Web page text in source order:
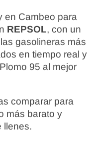
en Cambeo para
REPSOL, con un
gasolineras más
en tiempo real y
95 al mejor
comparar para
más barato y
llenes.